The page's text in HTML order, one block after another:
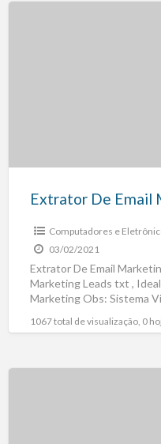
Computadores e
03/02/2021
Extrator De Email
Marketing Leads txt ,
Marketing Obs: Sistema
1067 total de visualização, 0